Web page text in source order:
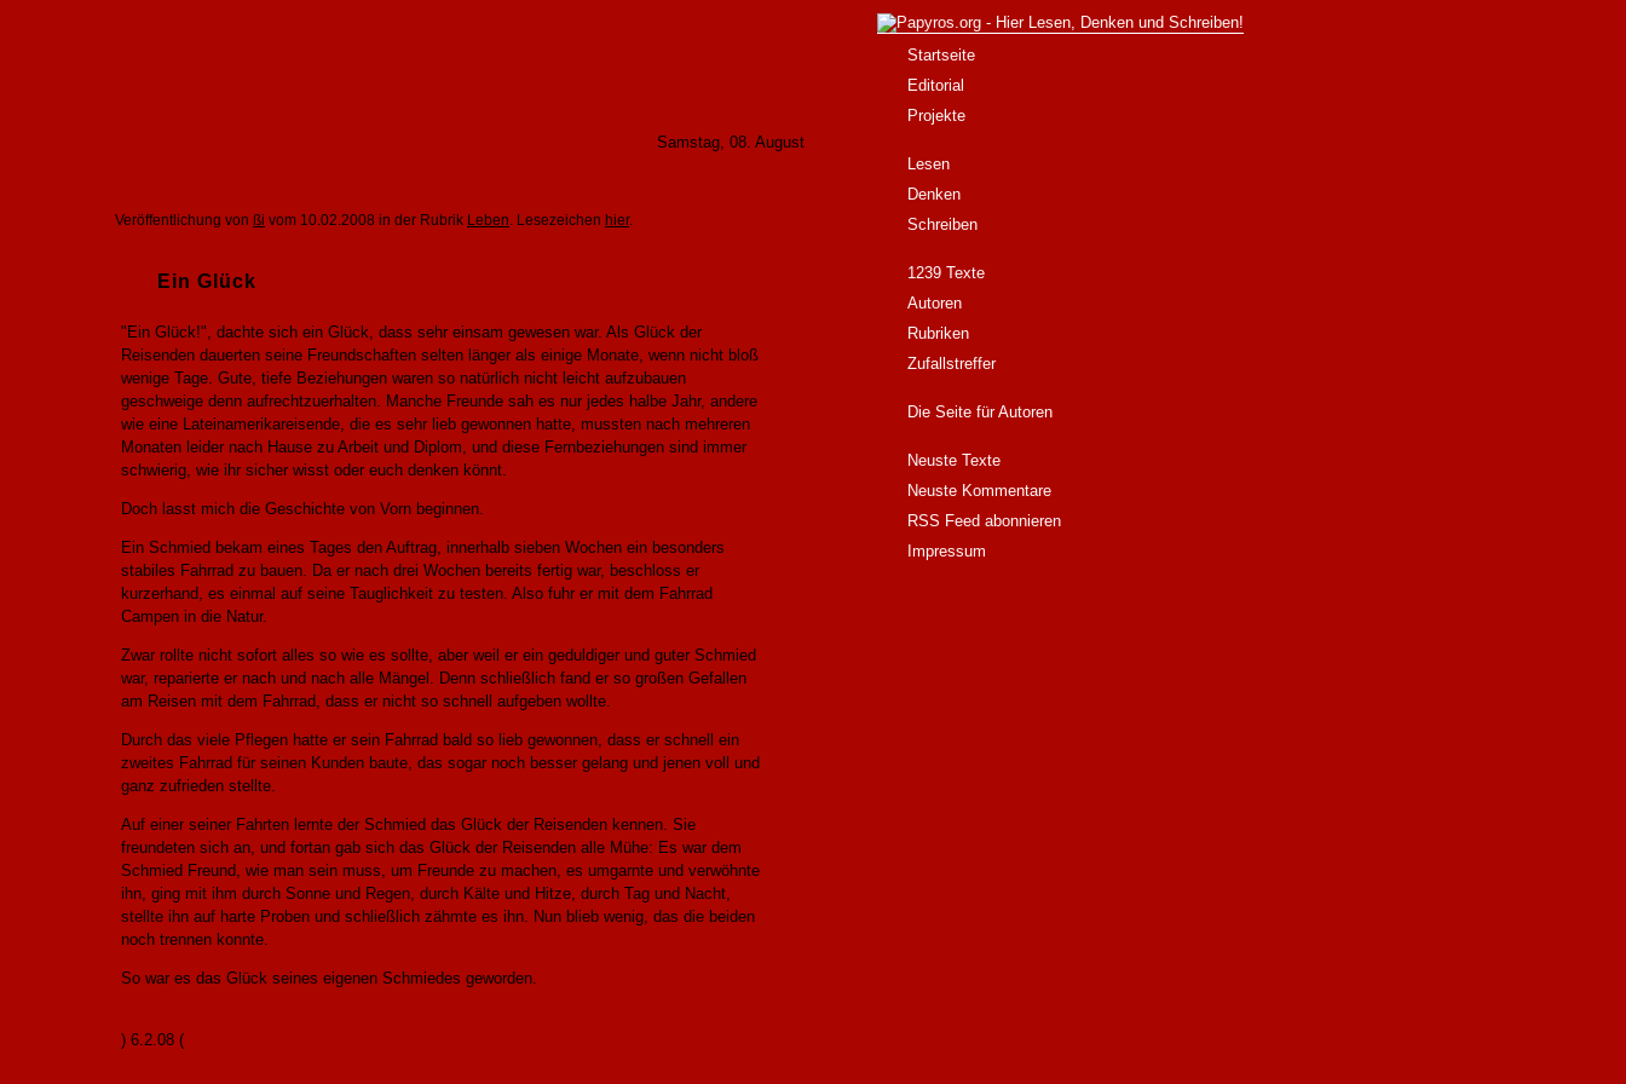
Samstag, 08. August
Veröffentlichung von ßi vom 10.02.2008 in der Rubrik Leben. Lesezeichen hier.
Ein Glück
"Ein Glück!", dachte sich ein Glück, dass sehr einsam gewesen war. Als Glück der
Reisenden dauerten seine Freundschaften selten länger als einige Monate, wenn nicht bloß
wenige Tage. Gute, tiefe Beziehungen waren so natürlich nicht leicht aufzubauen
geschweige denn aufrechtzuerhalten. Manche Freunde sah es nur jedes halbe Jahr, andere
wie eine Lateinamerikareisende, die es sehr lieb gewonnen hatte, mussten nach mehreren
Monaten leider nach Hause zu Arbeit und Diplom, und diese Fernbeziehungen sind immer
schwierig, wie ihr sicher wisst oder euch denken könnt.
Doch lasst mich die Geschichte von Vorn beginnen.
Ein Schmied bekam eines Tages den Auftrag, innerhalb sieben Wochen ein besonders
stabiles Fahrrad zu bauen. Da er nach drei Wochen bereits fertig war, beschloss er
kurzerhand, es einmal auf seine Tauglichkeit zu testen. Also fuhr er mit dem Fahrrad
Campen in die Natur.
Zwar rollte nicht sofort alles so wie es sollte, aber weil er ein geduldiger und guter Schmied
war, reparierte er nach und nach alle Mängel. Denn schließlich fand er so großen Gefallen
am Reisen mit dem Fahrrad, dass er nicht so schnell aufgeben wollte.
Durch das viele Pflegen hatte er sein Fahrrad bald so lieb gewonnen, dass er schnell ein
zweites Fahrrad für seinen Kunden baute, das sogar noch besser gelang und jenen voll und
ganz zufrieden stellte.
Auf einer seiner Fahrten lernte der Schmied das Glück der Reisenden kennen. Sie
freundeten sich an, und fortan gab sich das Glück der Reisenden alle Mühe: Es war dem
Schmied Freund, wie man sein muss, um Freunde zu machen, es umgarnte und verwöhnte
ihn, ging mit ihm durch Sonne und Regen, durch Kälte und Hitze, durch Tag und Nacht,
stellte ihn auf harte Proben und schließlich zähmte es ihn. Nun blieb wenig, das die beiden
noch trennen konnte.
So war es das Glück seines eigenen Schmiedes geworden.
) 6.2.08 (
Startseite
Editorial
Projekte
Lesen
Denken
Schreiben
1239 Texte
Autoren
Rubriken
Zufallstreffer
Die Seite für Autoren
Neuste Texte
Neuste Kommentare
RSS Feed abonnieren
Impressum